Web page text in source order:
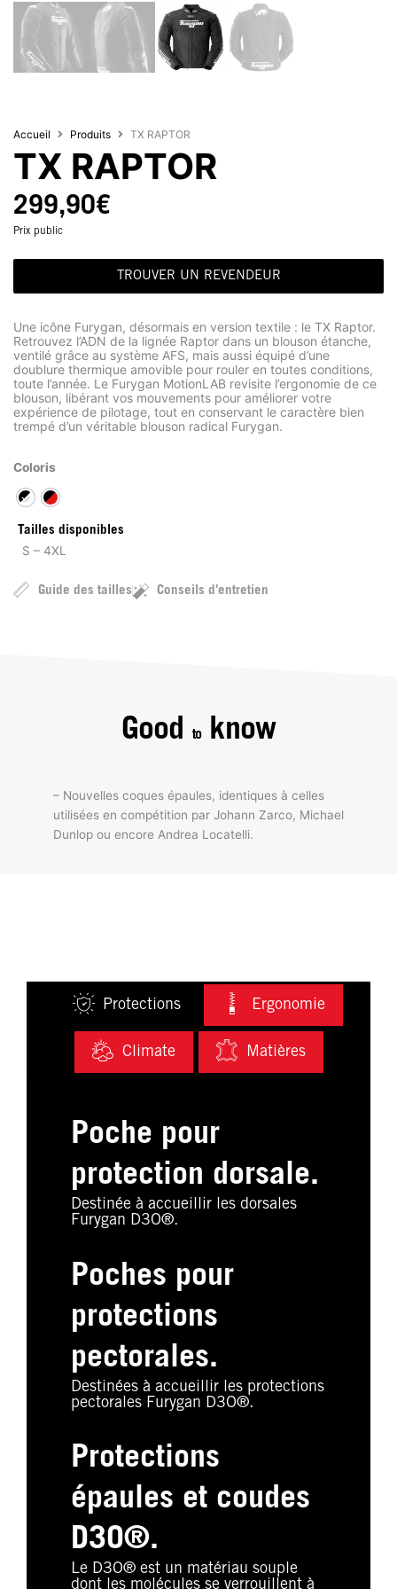
Accueil Produits TX RAPTOR
TX RAPTOR
299,90€
Prix public
TROUVER UN REVENDEUR
Une icône Furygan, désormais en version textile : le TX Raptor.
Retrouvez l’ADN de la lignée Raptor dans un blouson étanche,
ventilé grâce au système AFS, mais aussi équipé d’une
doublure thermique amovible pour rouler en toutes conditions,
toute l’année. Le Furygan MotionLAB revisite l’ergonomie de ce
blouson, libérant vos mouvements pour améliorer votre
expérience de pilotage, tout en conservant le caractère bien
trempé d’un véritable blouson radical Furygan.
Coloris
Tailles disponibles
S – 4XL
Guide des tailles Conseils d'entretien
Good toknow
– Nouvelles coques épaules, identiques à celles
utilisées en compétition par Johann Zarco, Michael
Dunlop ou encore Andrea Locatelli.
Protections Ergonomie
Climate Matières
Poche pour
protection dorsale.
Destinée à accueillir les dorsales
Furygan D3O®.
Poches pour
protections
pectorales.
Destinées à accueillir les protections
pectorales Furygan D3O®.
Protections
épaules et coudes
D3O®.
Le D3O® est un matériau souple
dont les molécules se verrouillent à